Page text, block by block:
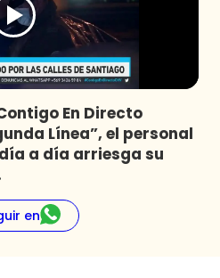
En Directo
Línea”, el personal
a día arriesga su
en